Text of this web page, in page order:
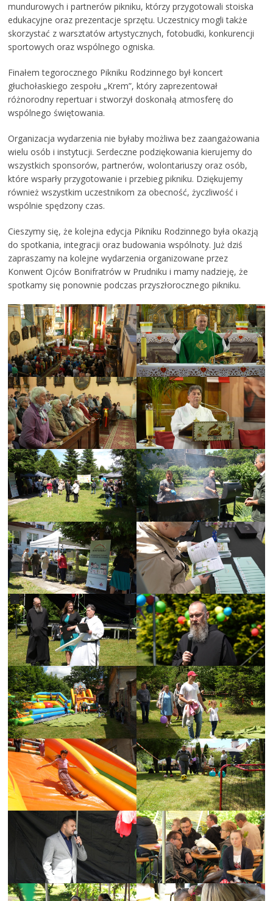
mundurowych i partnerów pikniku, którzy przygotowali stoiska
edukacyjne oraz prezentacje sprzętu. Uczestnicy mogli także
skorzystać z warsztatów artystycznych, fotobudki, konkurencji
sportowych oraz wspólnego ogniska.
Finałem tegorocznego Pikniku Rodzinnego był koncert
głuchołaskiego zespołu „Krem”, który zaprezentował
różnorodny repertuar i stworzył doskonałą atmosferę do
wspólnego świętowania.
Organizacja wydarzenia nie byłaby możliwa bez zaangażowania
wielu osób i instytucji. Serdeczne podziękowania kierujemy do
wszystkich sponsorów, partnerów, wolontariuszy oraz osób,
które wsparły przygotowanie i przebieg pikniku. Dziękujemy
również wszystkim uczestnikom za obecność, życzliwość i
wspólnie spędzony czas.
Cieszymy się, że kolejna edycja Pikniku Rodzinnego była okazją
do spotkania, integracji oraz budowania wspólnoty. Już dziś
zapraszamy na kolejne wydarzenia organizowane przez
Konwent Ojców Bonifratrów w Prudniku i mamy nadzieję, że
spotkamy się ponownie podczas przyszłorocznego pikniku.